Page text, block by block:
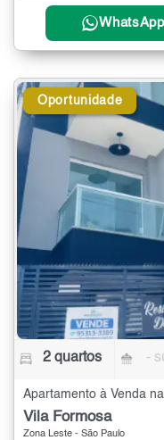
WhatsApp
Oportunidade
2 quartos -
Apartamento à Venda
Vila Formosa
Zona Leste - São Paulo